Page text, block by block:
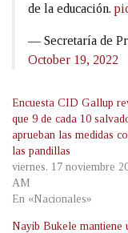
de la educación.
— Secretaría de
October 19, 2022
Encuesta CID Gallup
que 9 de cada 10
aprueban las medidas
las pandillas
viernes, 17 noviembre
AM
En «Nacionales»
Nayib Bukele mantiene